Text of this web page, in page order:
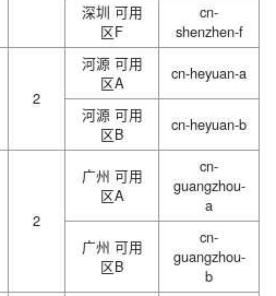
深圳 可用
区F
cn-
shenzhen-f
2
河源 可用
区A
cn-heyuan-a
河源 可用
区B
cn-heyuan-b
2
广州 可用
区A
cn-
guangzhou-
a
广州 可用
区B
cn-
guangzhou-
b